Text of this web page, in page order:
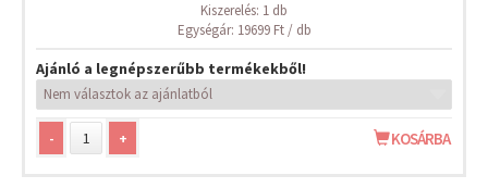
Kiszerelés: 1 db
Egységár: 19699 Ft / db
Ajánló a legnépszerűbb termékekből!
- + KOSÁRBA